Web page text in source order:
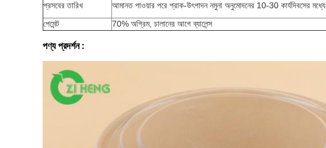
প্রসবের তারিখ
আমানত পাওয়ার পরে প্রাক-উৎপাদন নমুনা অনুমোদনের 10-30 কার্যদিবসের মধ্যে
পেমেন্ট
70% অগ্রিম, চালানের আগে ব্যালেন্স
পণ্য প্রদর্শন :